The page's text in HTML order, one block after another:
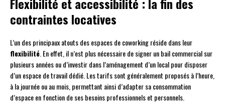
contraintes locatives
L’un des principaux atouts des espaces de coworking réside dans leur
flexibilité . En effet, il n’est plus nécessaire de signer un bail commercial sur
plusieurs années ou d’investir dans l’aménagement d’un local pour disposer
d’un espace de travail dédié. Les tarifs sont généralement proposés à l’heure,
à la journée ou au mois, permettant ainsi d’adapter sa consommation
d’espace en fonction de ses besoins professionnels et personnels.